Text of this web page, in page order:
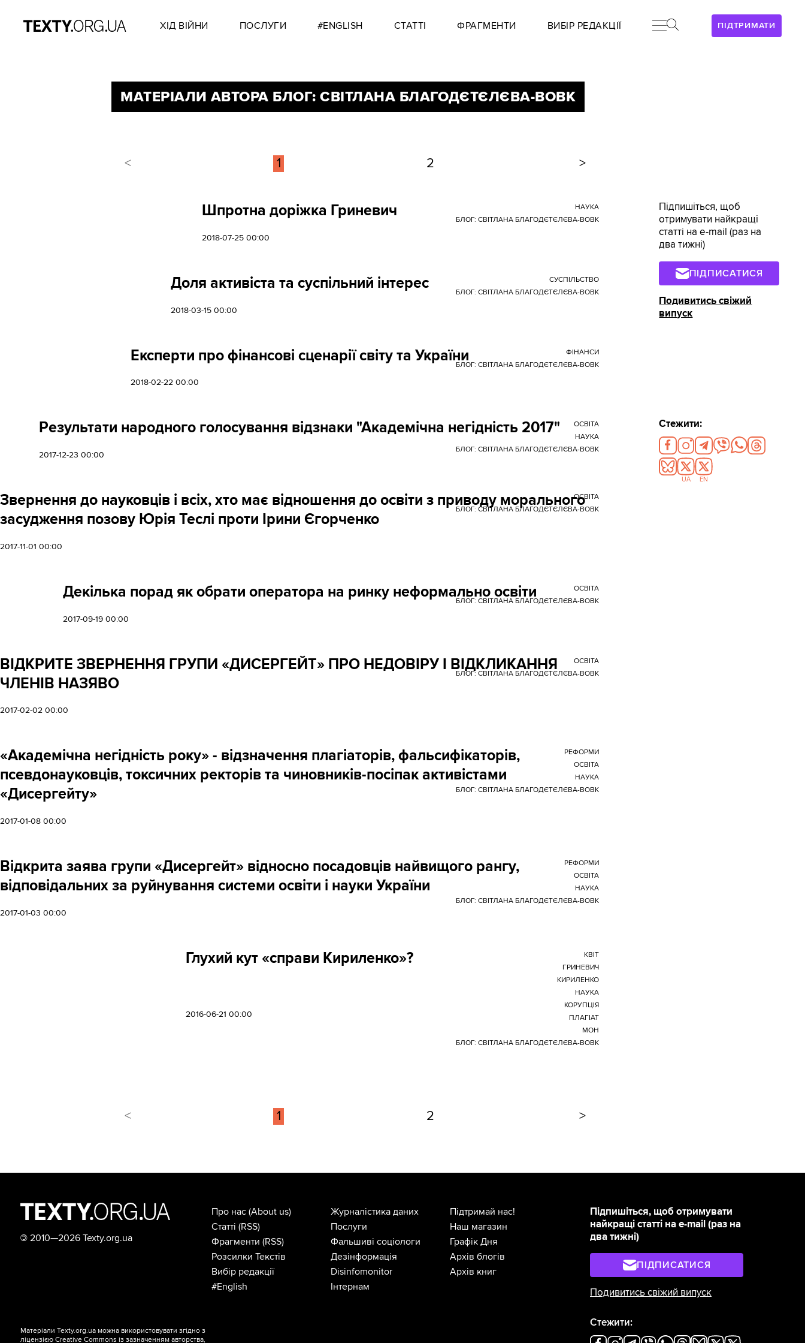
ПІДТРИМАТИ
ХІД ВІЙНИ ПОСЛУГИ #ENGLISH СТАТТІ ФРАГМЕНТИ ВИБІР РЕДАКЦІЇ
МАТЕРІАЛИ АВТОРА БЛОГ: СВІТЛАНА БЛАГОДЄТЄЛЄВА-ВОВК
< 1 2 >
Шпротна доріжка Гриневич
2018-07-25 00:00
НАУКА
БЛОГ: СВІТЛАНА БЛАГОДЄТЄЛЄВА-ВОВК
Доля активіста та суспільний інтерес
2018-03-15 00:00
СУСПІЛЬСТВО
БЛОГ: СВІТЛАНА БЛАГОДЄТЄЛЄВА-ВОВК
Підпишіться, щоб
отримувати найкращі
статті на e-mail (раз на
два тижні)
ПІДПИСАТИСЯ
Подивитись свіжий
випуск
Експерти про фінансові сценарії світу та України
2018-02-22 00:00
ФІНАНСИ
БЛОГ: СВІТЛАНА БЛАГОДЄТЄЛЄВА-ВОВК
Результати народного голосування відзнаки "Академічна негідність 2017"
2017-12-23 00:00
ОСВІТА
НАУКА
БЛОГ: СВІТЛАНА БЛАГОДЄТЄЛЄВА-ВОВК
Стежити:
UA EN
Звернення до науковців і всіх, хто має відношення до освіти з приводу морального
засудження позову Юрія Теслі проти Ірини Єгорченко
2017-11-01 00:00
ОСВІТА
БЛОГ: СВІТЛАНА БЛАГОДЄТЄЛЄВА-ВОВК
Декілька порад як обрати оператора на ринку неформально освіти
2017-09-19 00:00
ОСВІТА
БЛОГ: СВІТЛАНА БЛАГОДЄТЄЛЄВА-ВОВК
ВІДКРИТЕ ЗВЕРНЕННЯ ГРУПИ «ДИСЕРГЕЙТ» ПРО НЕДОВІРУ І ВІДКЛИКАННЯ
ЧЛЕНІВ НАЗЯВО
2017-02-02 00:00
ОСВІТА
БЛОГ: СВІТЛАНА БЛАГОДЄТЄЛЄВА-ВОВК
«Академічна негідність року» - відзначення плагіаторів, фальсифікаторів,
псевдонауковців, токсичних ректорів та чиновників-посіпак активістами
«Дисергейту»
2017-01-08 00:00
РЕФОРМИ
ОСВІТА
НАУКА
БЛОГ: СВІТЛАНА БЛАГОДЄТЄЛЄВА-ВОВК
Відкрита заява групи «Дисергейт» відносно посадовців найвищого рангу,
відповідальних за руйнування системи освіти і науки України
2017-01-03 00:00
РЕФОРМИ
ОСВІТА
НАУКА
БЛОГ: СВІТЛАНА БЛАГОДЄТЄЛЄВА-ВОВК
Глухий кут «справи Кириленко»?
2016-06-21 00:00
КВІТ
ГРИНЕВИЧ
КИРИЛЕНКО
НАУКА
КОРУПЦІЯ
ПЛАГІАТ
МОН
БЛОГ: СВІТЛАНА БЛАГОДЄТЄЛЄВА-ВОВК
< 1 2 >
© 2010—2026 Texty.org.ua
Підпишіться, щоб отримувати
найкращі статті на e-mail (раз на
два тижні)
ПІДПИСАТИСЯ
Подивитись свіжий випуск
Стежити:
Про нас (About us)
Статті (RSS)
Фрагменти (RSS)
Розсилки Текстів
Вибір редакції
#English
Журналістика даних
Послуги
Фальшиві соціологи
Дезінформація
Disinfomonitor
Інтернам
Підтримай нас!
Наш магазин
Графік Дня
Архів блогів
Архів книг
Матеріали Texty.org.ua можна використовувати згідно з
ліцензієюCreative Commons із зазначенням авторства,